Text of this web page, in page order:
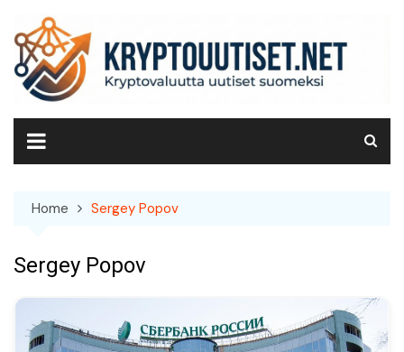
content
Home Sergey Popov
Sergey Popov